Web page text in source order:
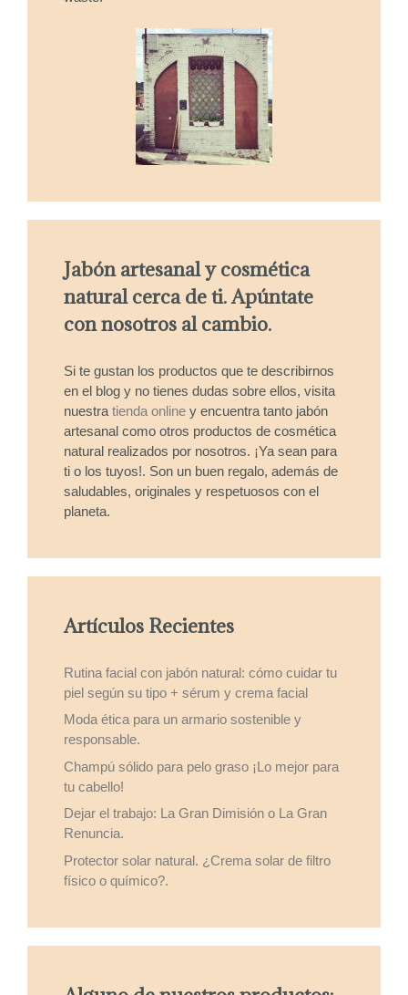
Jabón artesanal y cosmética
natural cerca de ti. Apúntate
con nosotros al cambio.
Si te gustan los productos que te describirnos
en el blog y no tienes dudas sobre ellos, visita
nuestra tienda online y encuentra tanto jabón
artesanal como otros productos de cosmética
natural realizados por nosotros. ¡Ya sean para
ti o los tuyos!. Son un buen regalo, además de
saludables, originales y respetuosos con el
planeta.
Artículos Recientes
Rutina facial con jabón natural: cómo cuidar tu
piel según su tipo + sérum y crema facial
Moda ética para un armario sostenible y
responsable.
Champú sólido para pelo graso ¡Lo mejor para
tu cabello!
Dejar el trabajo: La Gran Dimisión o La Gran
Renuncia.
Protector solar natural. ¿Crema solar de filtro
físico o químico?.